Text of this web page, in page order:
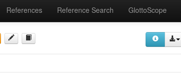
References Reference Search GlottoScope